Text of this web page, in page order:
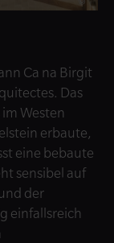
Ca na Birgit
Das
Westen
erbaute,
eine bebaute
sensibel auf
der
einfallsreich